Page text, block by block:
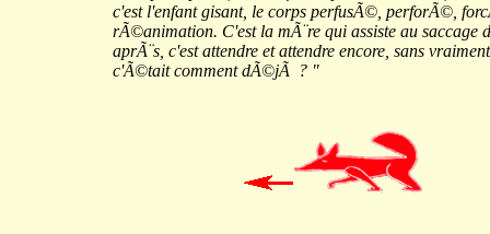
c'est l'enfant gisant, le corps perfusÃ©, perforÃ©,
rÃ©animation. C'est la mÃ¨re qui assiste au
aprÃ¨s, c'est attendre et attendre encore, sans
c'Ã©tait comment dÃ©jÃ ? "